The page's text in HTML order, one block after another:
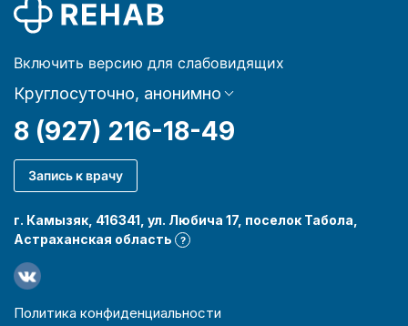
Включить версию для слабовидящих
Круглосуточно, анонимно
8 (927) 216-18-49
Запись к врачу
г. Камызяк, 416341, ул. Любича 17, поселок Табола,
Астраханская область
?
Политика конфиденциальности